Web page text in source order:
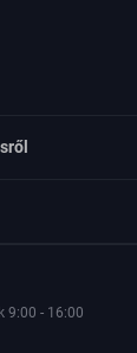
9:00 - 16:00